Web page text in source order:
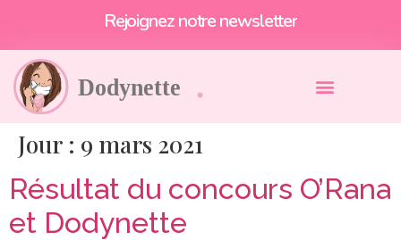
Rejoignez notre newsletter
Jour : 9 mars 2021
Résultat du concours O’Rana
et Dodynette